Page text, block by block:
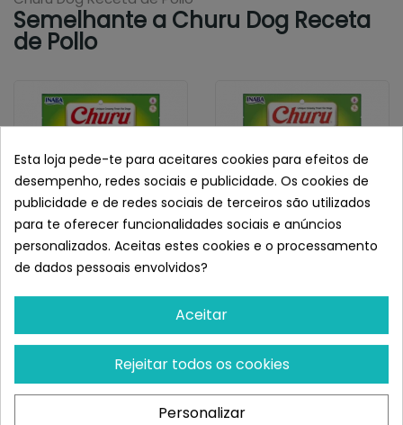
Semelhante a Churu Dog Receta
de Pollo
INABA
Churu Dog Receta De
¡Últimas produtos!
6,70 €
Churu Dog Receta De
Pollo Con Queso
¡Últimas produtos!
6,70 €
Esta loja pede-te para aceitares cookies para efeitos de
desempenho, redes sociais e publicidade. Os cookies de
publicidade e de redes sociais de terceiros são utilizados
para te oferecer funcionalidades sociais e anúncios
personalizados. Aceitas estes cookies e o processamento
de dados pessoais envolvidos?
Aceitar
Rejeitar todos os cookies
Personalizar